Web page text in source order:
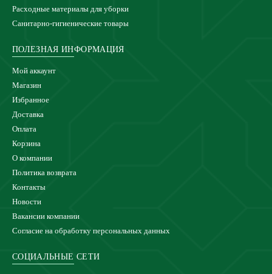
Расходные материалы для уборки
Санитарно-гигиенические товары
ПОЛЕЗНАЯ ИНФОРМАЦИЯ
Мой аккаунт
Магазин
Избранное
Доставка
Оплата
Корзина
О компании
Политика возврата
Контакты
Новости
Вакансии компании
Согласие на обработку персональных данных
СОЦИАЛЬНЫЕ СЕТИ